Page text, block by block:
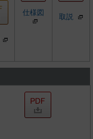
仕様図 取説